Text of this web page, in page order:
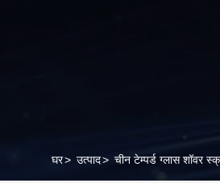
घर> उत्पाद> चीन टेम्पर्ड ग्लास शॉवर